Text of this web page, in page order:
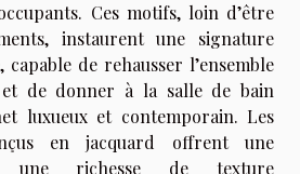
Ces motifs, loin d’être
instaurent une signature
de rehausser l’ensemble
de donner à la salle de bain
luxueux et contemporain. Les
en jacquard offrent une
une richesse de texture